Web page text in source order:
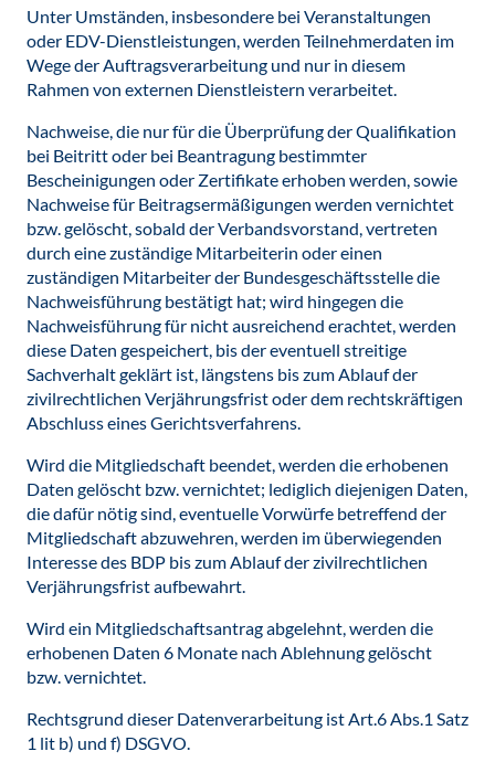
Unter Umständen, insbesondere bei Veranstaltungen
oder EDV-Dienstleistungen, werden Teilnehmerdaten im
Wege der Auftragsverarbeitung und nur in diesem
Rahmen von externen Dienstleistern verarbeitet.
Nachweise, die nur für die Überprüfung der Qualifikation
bei Beitritt oder bei Beantragung bestimmter
Bescheinigungen oder Zertifikate erhoben werden, sowie
Nachweise für Beitragsermäßigungen werden vernichtet
bzw. gelöscht, sobald der Verbandsvorstand, vertreten
durch eine zuständige Mitarbeiterin oder einen
zuständigen Mitarbeiter der Bundesgeschäftsstelle die
Nachweisführung bestätigt hat; wird hingegen die
Nachweisführung für nicht ausreichend erachtet, werden
diese Daten gespeichert, bis der eventuell streitige
Sachverhalt geklärt ist, längstens bis zum Ablauf der
zivilrechtlichen Verjährungsfrist oder dem rechtskräftigen
Abschluss eines Gerichtsverfahrens.
Wird die Mitgliedschaft beendet, werden die erhobenen
Daten gelöscht bzw. vernichtet; lediglich diejenigen Daten,
die dafür nötig sind, eventuelle Vorwürfe betreffend der
Mitgliedschaft abzuwehren, werden im überwiegenden
Interesse des BDP bis zum Ablauf der zivilrechtlichen
Verjährungsfrist aufbewahrt.
Wird ein Mitgliedschaftsantrag abgelehnt, werden die
erhobenen Daten 6 Monate nach Ablehnung gelöscht
bzw. vernichtet.
Rechtsgrund dieser Datenverarbeitung ist Art.6 Abs.1 Satz
1 lit b) und f) DSGVO.